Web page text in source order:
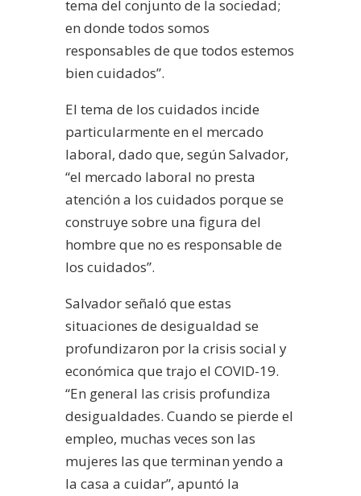
tema del conjunto de la sociedad;
en donde todos somos
responsables de que todos estemos
bien cuidados”.
El tema de los cuidados incide
particularmente en el mercado
laboral, dado que, según Salvador,
“el mercado laboral no presta
atención a los cuidados porque se
construye sobre una figura del
hombre que no es responsable de
los cuidados”.
Salvador señaló que estas
situaciones de desigualdad se
profundizaron por la crisis social y
económica que trajo el COVID-19.
“En general las crisis profundiza
desigualdades. Cuando se pierde el
empleo, muchas veces son las
mujeres las que terminan yendo a
la casa a cuidar”, apuntó la